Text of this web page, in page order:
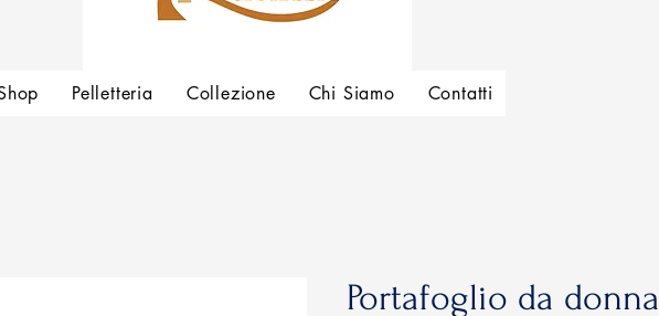
Portafoglio da donna
Pelletteria Collezione Chi Siamo Contatti